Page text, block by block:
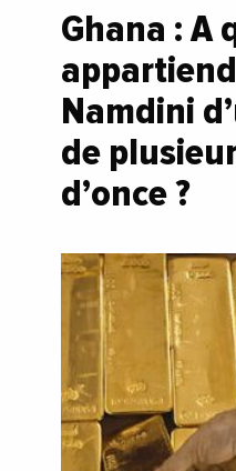
Ghana : A
Namdini
de
d’once ?